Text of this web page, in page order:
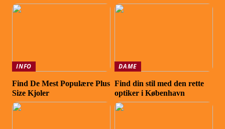
INFO
Find De Mest Populære Plus
Size Kjoler
DAME
Find din stil med den rette
optiker i København